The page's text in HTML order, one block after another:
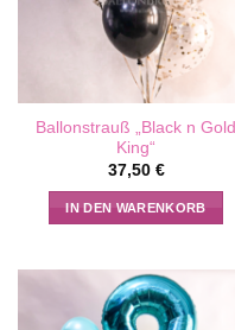
Ballonstrauß „Black n Gold
King“
37,50 €
IN DEN WARENKORB